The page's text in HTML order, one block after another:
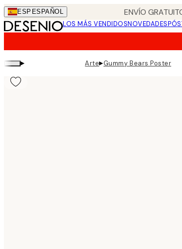
Skip
to
main
ESP ESPAÑOL ENVÍO
LOS MÁS VENDIDOSNOVEDADES
▸ Arte▸Gummy Bears Poster